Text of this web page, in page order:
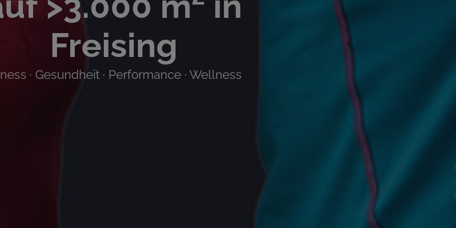
Freising
· Gesundheit · Performance · Wellness